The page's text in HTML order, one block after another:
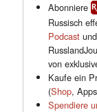
Abonniere
Russisch
Podcast
von
Kaufe ein
(Shop,
Spendiere